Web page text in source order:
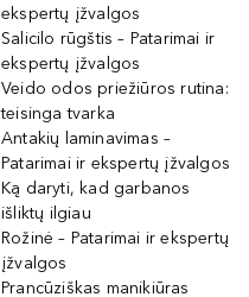
ekspertų įžvalgos
Salicilo rūgštis – Patarimai ir
ekspertų įžvalgos
Veido odos priežiūros rutina:
teisinga tvarka
Antakių laminavimas –
Patarimai ir ekspertų įžvalgos
Ką daryti, kad garbanos
išliktų ilgiau
Rožinė – Patarimai ir ekspertų
įžvalgos
Prancūziškas manikiūras